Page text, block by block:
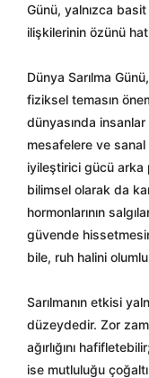
Günü, yalnızca
ilişkilerinin özünü
Dünya Sarılma
fiziksel temasın
dünyasında
mesafelere ve
iyileştirici gücü arka
bilimsel olarak da
hormonlarının
güvende
bile, ruh halini
Sarılmanın etkisi
düzeydedir. Zor
ağırlığını
ise mutluluğu